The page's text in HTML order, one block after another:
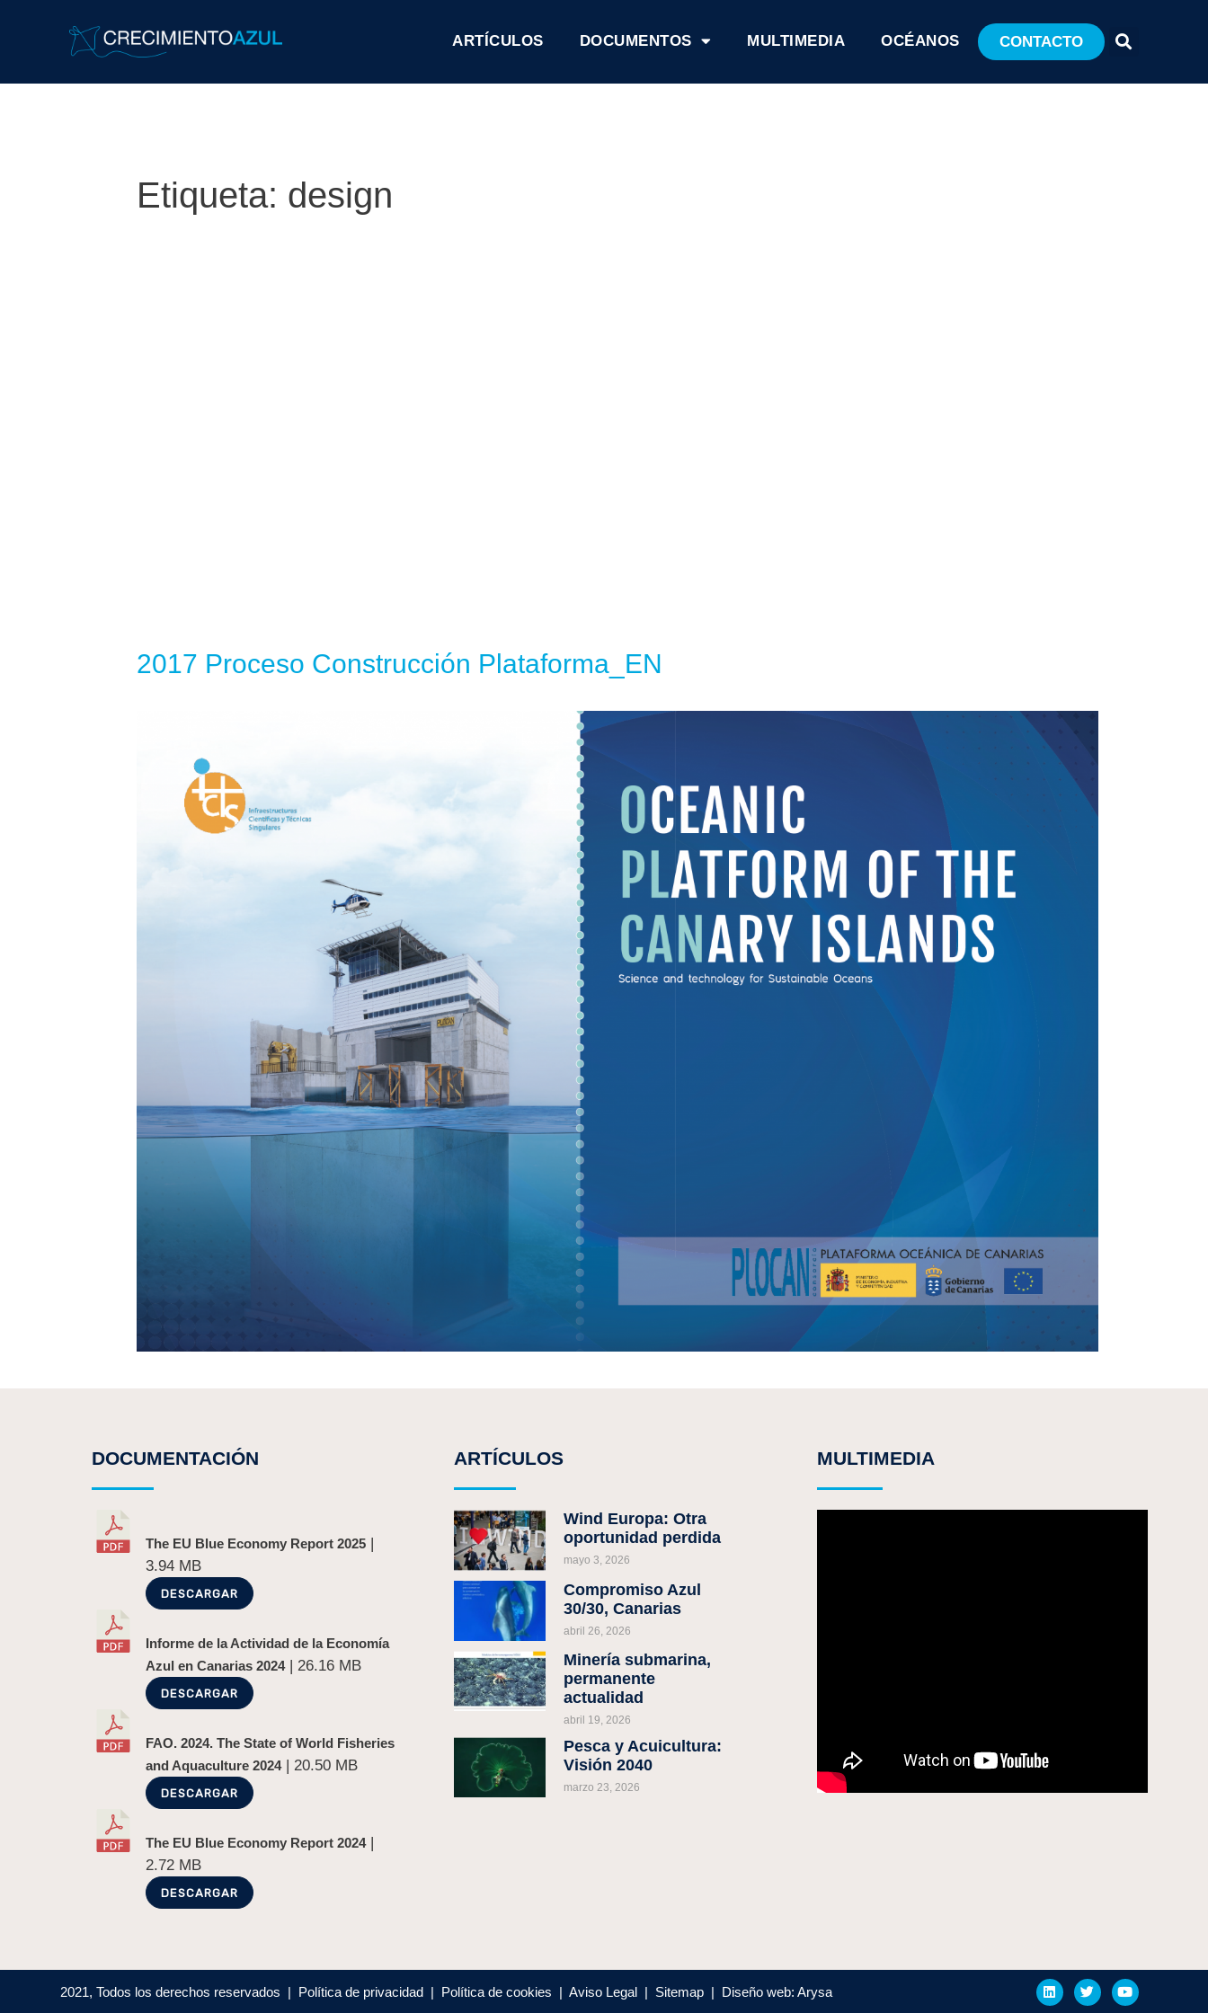
ARTÍCULOS DOCUMENTOS MULTIMEDIA OCÉANOS CONTACTO
Etiqueta: design
2017 Proceso Construcción Plataforma_EN
DOCUMENTACIÓN
The EU Blue Economy Report 2025
3.94 MB
DESCARGAR
Informe de la Actividad de la Economía
Azul en Canarias 2024| 26.16 MB
DESCARGAR
FAO. 2024. The State of World Fisheries
and Aquaculture 2024| 20.50 MB
DESCARGAR
The EU Blue Economy Report 2024|
2.72 MB
DESCARGAR
ARTÍCULOS
Wind Europa: Otra
oportunidad perdida
mayo 3, 2026
Compromiso Azul
30/30, Canarias
abril 26, 2026
Minería submarina,
permanente
actualidad
abril 19, 2026
Pesca y Acuicultura:
Visión 2040
marzo 23, 2026
MULTIMEDIA
2021, Todos los derechos reservados | Política de privacidad | Política de cookies | Aviso Legal | Sitemap | Diseño web: Arysa